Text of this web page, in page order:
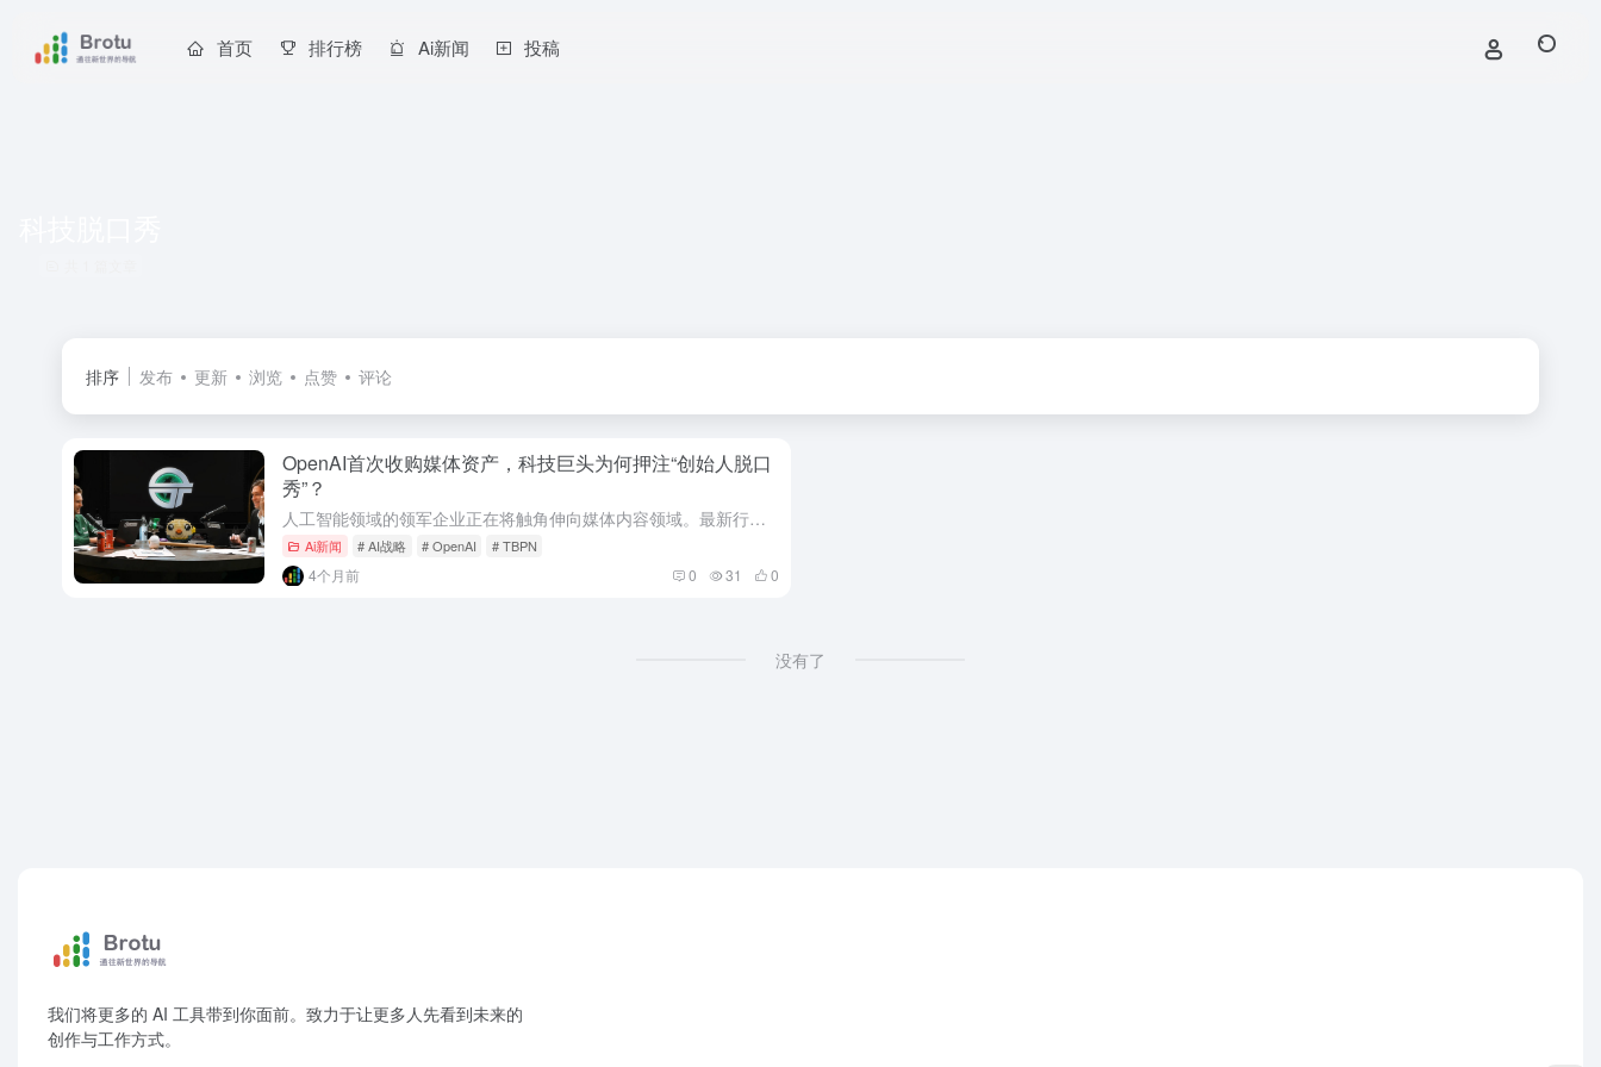
首页 排行榜 Ai新闻 投稿
排序 发布 更新 浏览 点赞 评论
OpenAI首次收购媒体资产，科技巨头为何押注“创始人脱口
秀”？
人工智能领域的领军企业正在将触角伸向媒体内容领域。最新行业动态指出，OpenAI已完成对一档在硅谷极具影响力的科技商业脱口秀TBPN的收购，这是该公司首次将一家媒体公司纳入麾下。此举被广泛解读为这家A...
Ai新闻 # AI战略 # OpenAI # TBPN
4个月前 0 31 0
没有了
我们将更多的 AI 工具带到你面前。致力于让更多人先看到未来的
创作与工作方式。